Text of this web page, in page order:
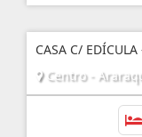
CASA C/
Centro -